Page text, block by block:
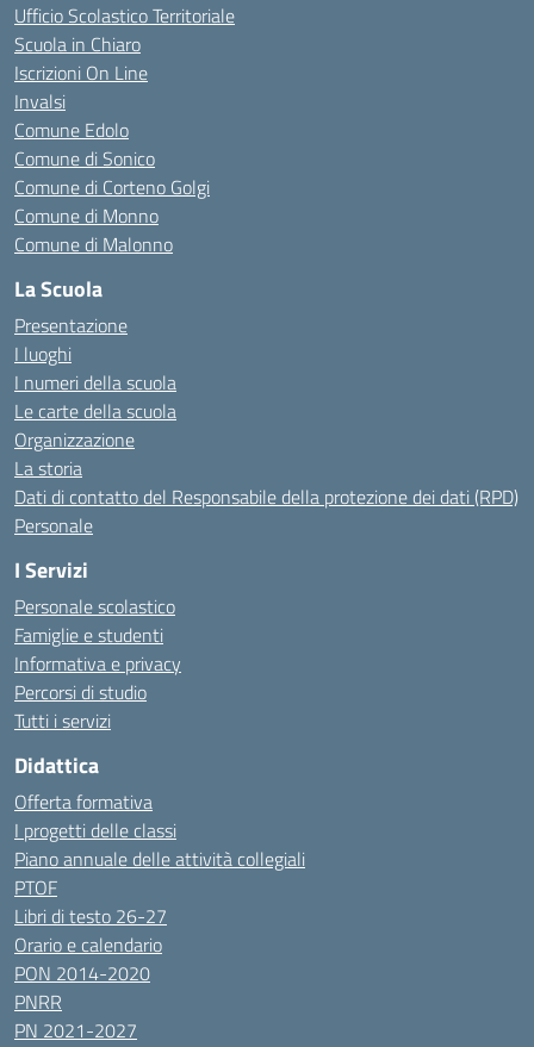
Ufficio Scolastico Territoriale
Scuola in Chiaro
Iscrizioni On Line
Invalsi
Comune Edolo
Comune di Sonico
Comune di Corteno Golgi
Comune di Monno
Comune di Malonno
La Scuola
Presentazione
I luoghi
I numeri della scuola
Le carte della scuola
Organizzazione
La storia
Dati di contatto del Responsabile della protezione dei dati (RPD)
Personale
I Servizi
Personale scolastico
Famiglie e studenti
Informativa e privacy
Percorsi di studio
Tutti i servizi
Didattica
Offerta formativa
I progetti delle classi
Piano annuale delle attività collegiali
PTOF
Libri di testo 26-27
Orario e calendario
PON 2014-2020
PNRR
PN 2021-2027